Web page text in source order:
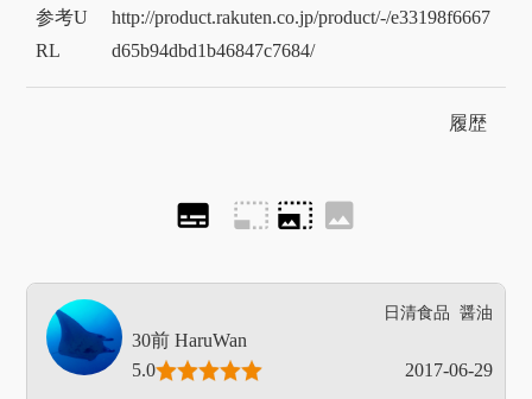
参考U
RL
http://product.rakuten.co.jp/product/-/e33198f6667
d65b94dbd1b46847c7684/
履歴
subtitles photo_size_select_small photo_size_select_large image
日清食品 醤油
HaruWan
5.0
2017-06-29